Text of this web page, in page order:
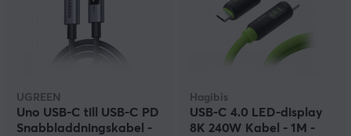
UGREEN
Uno USB-C till USB-C PD
Snabbladdningskabel -
Hagibis
USB-C 4.0 LED-display
8K 240W Kabel - 1M -